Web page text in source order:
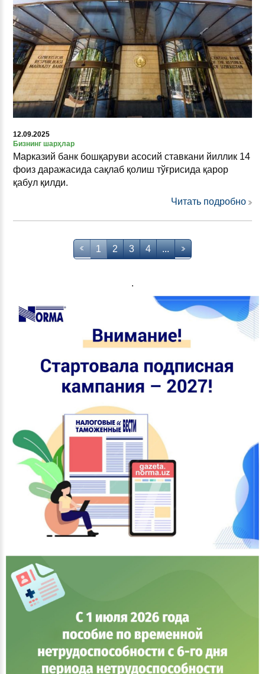
12.09.2025
Бизнинг шарҳлар
Марказий банк бошқаруви асосий ставкани йиллик 14
фоиз даражасида сақлаб қолиш тўғрисида қарор
қабул қилди.
Читать подробно
1 2 3 4 ...
.